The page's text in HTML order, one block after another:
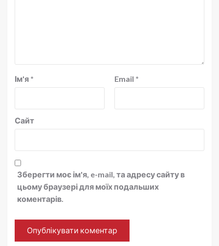
Ім'я * Email *
Сайт
Зберегти моє ім'я, e-mail, та адресу сайту в
цьому браузері для моїх подальших
коментарів.